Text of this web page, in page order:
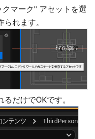
マーク" アセットを選
れます。
だけでOKです。